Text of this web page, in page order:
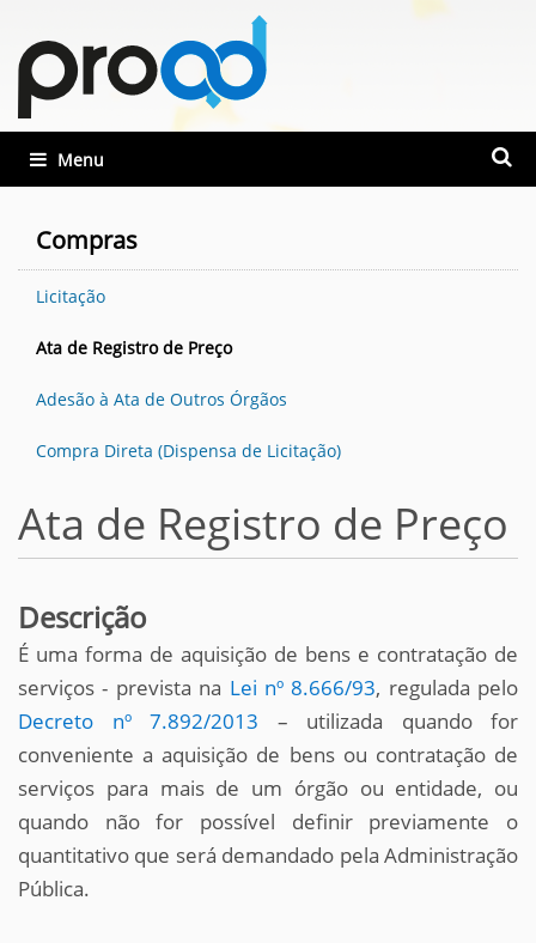
Busca
Toggle navigation
Compras
Licitação
Ata de Registro de Preço
Adesão à Ata de Outros Órgãos
Compra Direta (Dispensa de Licitação)
Ata de Registro de Preço
Descrição
É uma forma de aquisição de bens e contratação de
serviços - prevista na Lei nº 8.666/93, regulada pelo
Decreto nº 7.892/2013 – utilizada quando for
conveniente a aquisição de bens ou contratação de
serviços para mais de um órgão ou entidade, ou
quando não for possível definir previamente o
quantitativo que será demandado pela Administração
Pública.